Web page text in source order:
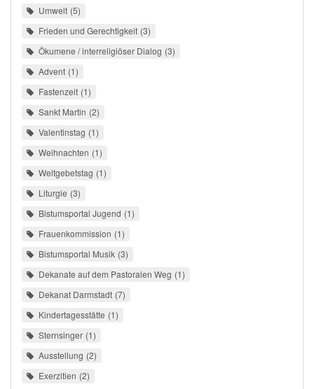
Umwelt 5
Frieden und Gerechtigkeit 3
Ökumene / interreligiöser Dialog 3
Advent 1
Fastenzeit 1
Sankt Martin 2
Valentinstag 1
Weihnachten 1
Weltgebetstag 1
Liturgie 3
Bistumsportal Jugend 1
Frauenkommission 1
Bistumsportal Musik 3
Dekanate auf dem Pastoralen Weg 1
Dekanat Darmstadt 7
Kindertagesstätte 1
Sternsinger 1
Ausstellung 2
Exerzitien 2